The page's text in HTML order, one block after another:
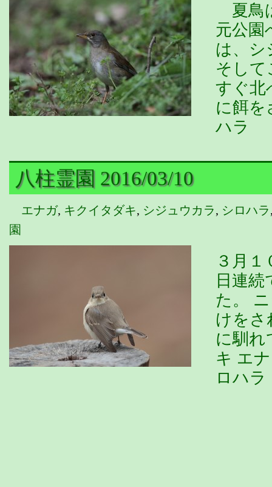
夏鳥
元公園
は、シ
そして
すぐ北
に餌を
ハラ
八柱霊園 2016/03/10
エナガ, キクイタダキ, シジュウカラ, シロハラ
園
３月１
日連
た。
けをさ
に馴れ
キ エ
ロハラ